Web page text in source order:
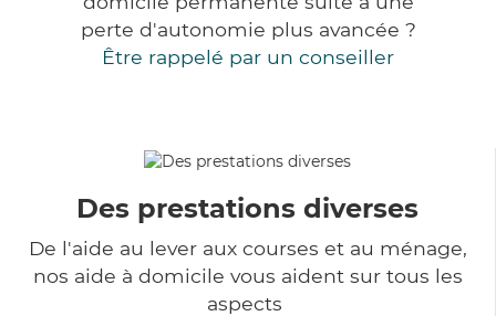
perte d'autonomie plus avancée ?
Être rappelé par un conseiller
Des prestations diverses
De l'aide au lever aux courses et au ménage,
nos aide à domicile vous aident sur tous les
aspects